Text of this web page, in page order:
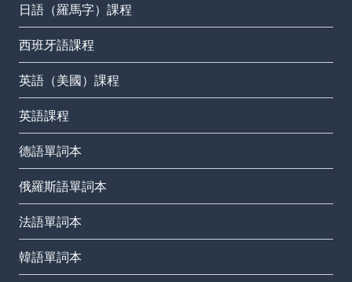
日語（羅馬字）課程
西班牙語課程
英語（美國）課程
英語課程
德語單詞本
俄羅斯語單詞本
法語單詞本
韓語單詞本